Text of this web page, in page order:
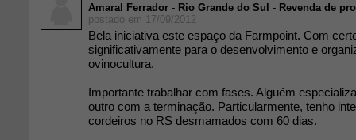
Amaral Ferrador - Rio Grande do Sul - Revenda de
postado em 17/09/2012
Bela iniciativa este espaço da Farmpoint. Com
significativamente para o desenvolvimento e
ovinocultura.
Importante trabalhar com fases. Alguém
outro com a terminação. Particularmente, tenho
cordeiros no RS desmamados com 60 dias.